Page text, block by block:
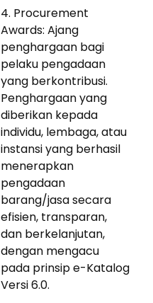
4. Procurement
Awards: Ajang
penghargaan bagi
pelaku pengadaan
yang berkontribusi.
Penghargaan yang
diberikan kepada
individu, lembaga, atau
instansi yang berhasil
menerapkan
pengadaan
barang/jasa secara
efisien, transparan,
dan berkelanjutan,
dengan mengacu
pada prinsip e-Katalog
Versi 6.0.